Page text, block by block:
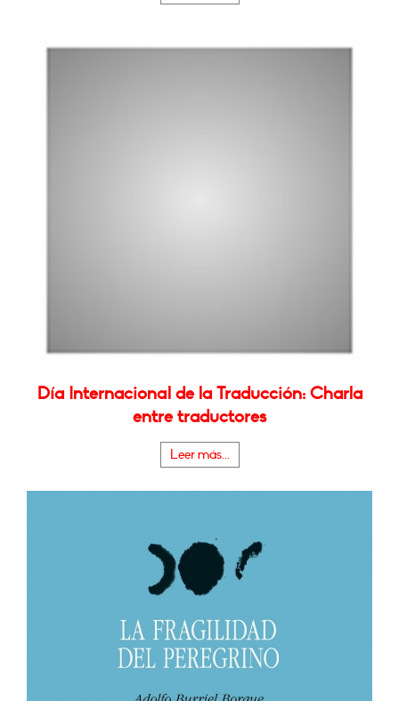
Día Internacional de la Traducción: Charla
entre traductores
Leer más...